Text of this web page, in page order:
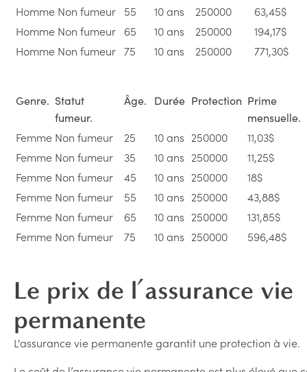
Homme Non fumeur 55 10 ans 250000
63,45$
Homme Non fumeur 65 10 ans 250000
194,17$
Homme Non fumeur 75 10 ans 250000 771,30$
Genre. Statut
fumeur.
Âge. Durée Protection Prime
Femme Non fumeur 25 10 ans 250000
11,03$
Femme Non fumeur 35 10 ans 250000
11,25$
Femme Non fumeur 45 10 ans 250000
18$
Femme Non fumeur 55 10 ans 250000
43,88$
Femme Non fumeur 65 10 ans 250000
131,85$
Femme Non fumeur 75 10 ans 250000 596,48$
Le prix de l’assurance vie
permanente
L'assurance vie permanente garantit une protection à vie.